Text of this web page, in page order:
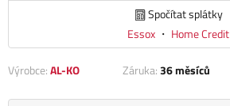
Spočítat splátky
Essox ・ Home Credit
Výrobce:AL-KO Záruka:36 měsíců